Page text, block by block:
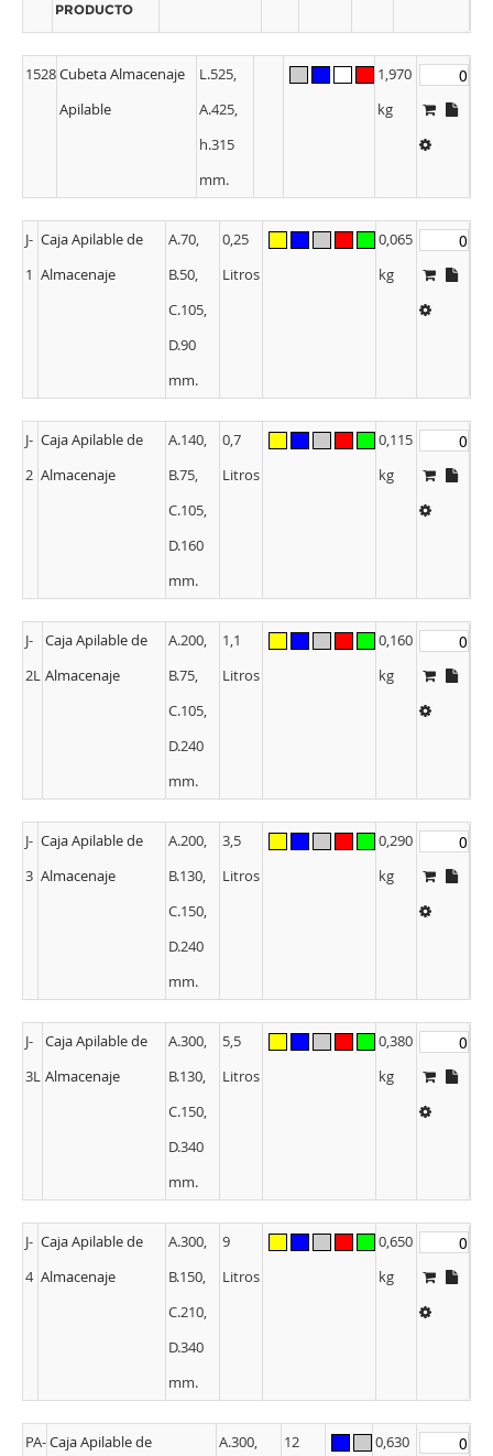
PRODUCTO
1528Cubeta Almacenaje
Apilable
L.525,
A.425,
h.315
mm.
1,970
kg
J-
1
Caja Apilable de
Almacenaje
A.70,
B.50,
C.105,
D.90
mm.
0,25
Litros
0,065
kg
J-
2
Caja Apilable de
Almacenaje
A.140,
B.75,
C.105,
D.160
mm.
0,7
Litros
0,115
kg
J-
2L
Caja Apilable de
Almacenaje
A.200,
B.75,
C.105,
D.240
mm.
1,1
Litros
0,160
kg
J-
3
Caja Apilable de
Almacenaje
A.200,
B.130,
C.150,
D.240
mm.
3,5
Litros
0,290
kg
J-
3L
Caja Apilable de
Almacenaje
A.300,
B.130,
C.150,
D.340
mm.
5,5
Litros
0,380
kg
J-
4
Caja Apilable de
Almacenaje
A.300,
B.150,
C.210,
D.340
mm.
9
Litros
0,650
kg
PA-Caja Apilable de
A.300,
12
0,630